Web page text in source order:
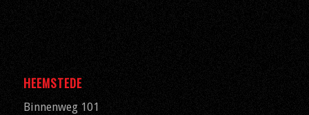
HEEMSTEDE
Binnenweg 101